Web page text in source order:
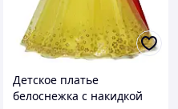
Детское платье
белоснежка с накидкой